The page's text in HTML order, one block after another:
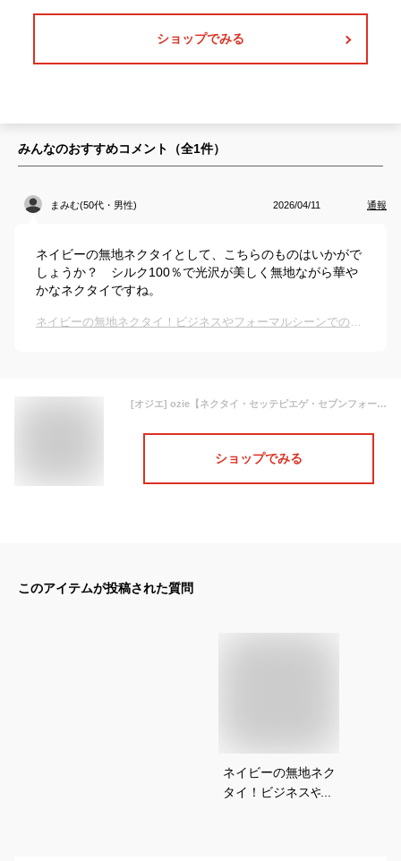
ショップでみる
みんなのおすすめコメント（全1件）
まみむ(50代・男性) 2026/04/11 通報
ネイビーの無地ネクタイとして、こちらのものはいかがで
しょうか？ シルク100％で光沢が美しく無地ながら華や
かなネクタイですね。
ネイビーの無地ネクタイ！ビジネスやフォーマルシーンでのおすすめは？
[オジエ] ozie【ネクタイ・セッテピエゲ・セブンフォールド】絹シルク100％・NP-004・織柄無地・日本製 ネイビーブルー
ショップでみる
このアイテムが投稿された質問
ネイビーの無地ネク
タイ！ビジネスやフ